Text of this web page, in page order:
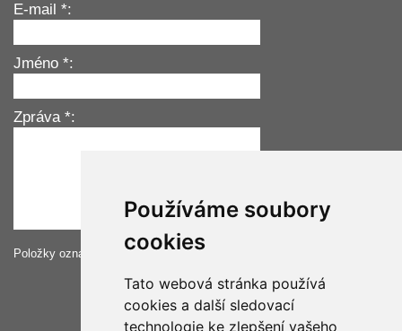
Používáme soubory
cookies
Tato webová stránka používá
cookies a další sledovací
technologie ke zlepšení vašeho
E-mail *:
Jméno *:
Zpráva *:
Položky označené hvězdičkou *musí být vyplněné.